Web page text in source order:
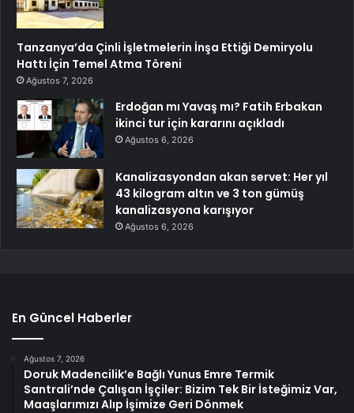
Tanzanya’da Çinli İşletmelerin İnşa Ettiği Demiryolu
Hattı İçin Temel Atma Töreni
Ağustos 7, 2026
Erdoğan mı Yavaş mı? Fatih Erbakan
ikinci tur için kararını açıkladı
Ağustos 6, 2026
Kanalizasyondan akan servet: Her yıl
43 kilogram altın ve 3 ton gümüş
kanalizasyona karışıyor
Ağustos 6, 2026
En Güncel Haberler
Ağustos 7, 2026
Doruk Madencilik’e Bağlı Yunus Emre Termik
Santrali’nde Çalışan İşçiler: Bizim Tek Bir İsteğimiz Var,
Maaşlarımızı Alıp İşimize Geri Dönmek